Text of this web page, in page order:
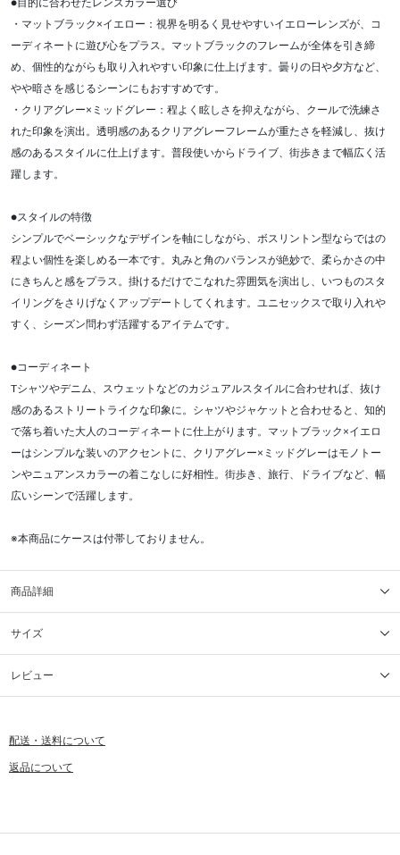
●目的に合わせたレンズカラー選び
・マットブラック×イエロー：視界を明るく見せやすいイエローレンズが、コ
ーディネートに遊び心をプラス。マットブラックのフレームが全体を引き締
め、個性的ながらも取り入れやすい印象に仕上げます。曇りの日や夕方など、
やや暗さを感じるシーンにもおすすめです。
・クリアグレー×ミッドグレー：程よく眩しさを抑えながら、クールで洗練さ
れた印象を演出。透明感のあるクリアグレーフレームが重たさを軽減し、抜け
感のあるスタイルに仕上げます。普段使いからドライブ、街歩きまで幅広く活
躍します。
●スタイルの特徴
シンプルでベーシックなデザインを軸にしながら、ボスリントン型ならではの
程よい個性を楽しめる一本です。丸みと角のバランスが絶妙で、柔らかさの中
にきちんと感をプラス。掛けるだけでこなれた雰囲気を演出し、いつものスタ
イリングをさりげなくアップデートしてくれます。ユニセックスで取り入れや
すく、シーズン問わず活躍するアイテムです。
●コーディネート
Tシャツやデニム、スウェットなどのカジュアルスタイルに合わせれば、抜け
感のあるストリートライクな印象に。シャツやジャケットと合わせると、知的
で落ち着いた大人のコーディネートに仕上がります。マットブラック×イエロ
ーはシンプルな装いのアクセントに、クリアグレー×ミッドグレーはモノトー
ンやニュアンスカラーの着こなしに好相性。街歩き、旅行、ドライブなど、幅
広いシーンで活躍します。
※本商品にケースは付帯しておりません。
商品詳細
サイズ
レビュー
配送・送料について
返品について